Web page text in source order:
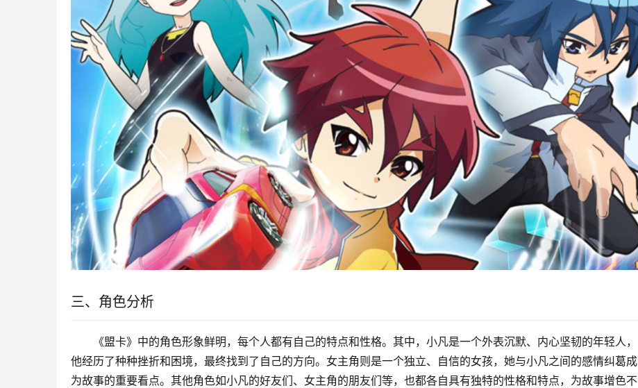
三、角色分析
《盟卡》中的角色形象鲜明，每个人都有自己的特点和性格。其中，小凡是一个外表沉默、内心坚韧的年轻人，
他经历了种种挫折和困境，最终找到了自己的方向。女主角则是一个独立、自信的女孩，她与小凡之间的感情纠葛成
为故事的重要看点。其他角色如小凡的好友们、女主角的朋友们等，也都各自具有独特的性格和特点，为故事增色不